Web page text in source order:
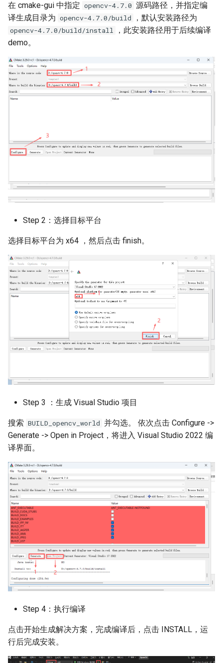
在 cmake-gui 中指定 opencv-4.7.0 源码路径，并指定编
译生成目录为 opencv-4.7.0/build ，默认安装路径为
opencv-4.7.0/build/install
，此安装路径用于后续编译
demo。
Step 2：选择目标平台
选择目标平台为 x64 ，然后点击 finish。
Step 3 ：生成 Visual Studio 项目
搜索 BUILD_opencv_world 并勾选。 依次点击 Configure ->
Generate -> Open in Project，将进入 Visual Studio 2022 编
译界面。
Step 4：执行编译
点击开始生成解决方案，完成编译后，点击 INSTALL，运
行后完成安装。